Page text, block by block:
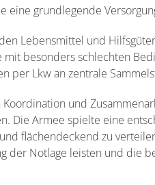
eine grundlegende
Lebensmittel und
mit besonders schlechten
per Lkw an zentrale
und
Die Armee spielte eine
flächendeckend zu
der Notlage leisten und die